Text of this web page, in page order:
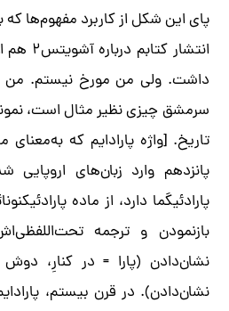
پای این شکل از کاربرد مفهوم‌ها که
داشت. ولی من مورخ نیستم. من
سرمشق چیزی نظیر مثال است،
تاریخ. [واژه پارادایم که به‌معنای
پانزدهم وارد زبان‌های
پارادئیگما دارد، از ماده
بازنمودن و ترجمه
نشان‌دادن (پارا = در کنارِ،
نشان‌دادن). در قرن بیستم،